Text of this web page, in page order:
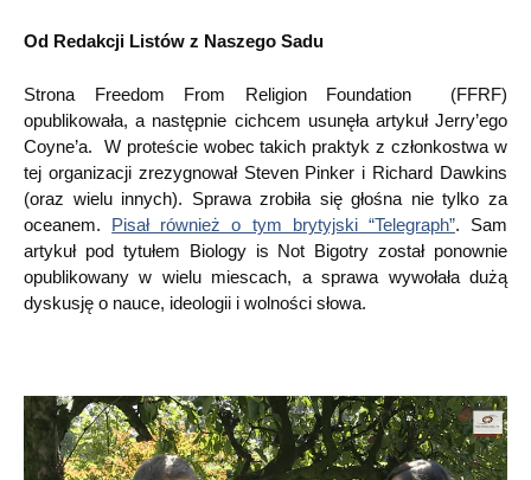
Od Redakcji Listów z Naszego Sadu
Strona Freedom From Religion Foundation (FFRF)
opublikowała, a następnie cichcem usunęła artykuł Jerry’ego
Coyne’a. W proteście wobec takich praktyk z członkostwa w
tej organizacji zrezygnował Steven Pinker i Richard Dawkins
(oraz wielu innych). Sprawa zrobiła się głośna nie tylko za
oceanem. Pisał również o tym brytyjski “Telegraph”. Sam
artykuł pod tytułem Biology is Not Bigotry został ponownie
opublikowany w wielu miescach, a sprawa wywołała dużą
dyskusję o nauce, ideologii i wolności słowa.